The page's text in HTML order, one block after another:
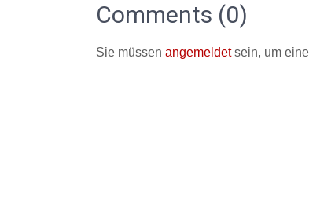
Comments (0)
Sie müssen angemeldetsein, um